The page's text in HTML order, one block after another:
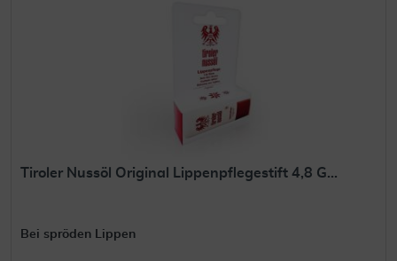
Tiroler Nussöl Original Lippenpflegestift 4,8 G...
Bei spröden Lippen